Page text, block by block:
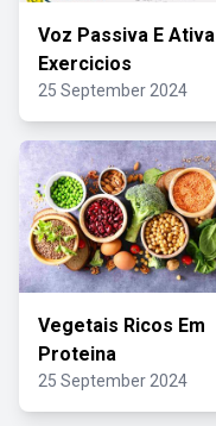
Voz Passiva E Ativa
Exercicios
25 September 2024
Vegetais Ricos Em
Proteina
25 September 2024